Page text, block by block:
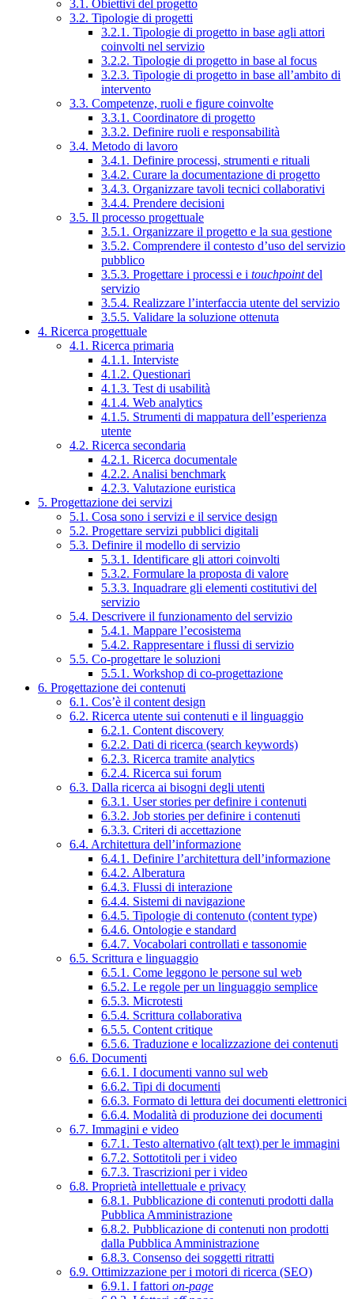
3.1. Obiettivi del progetto
3.2. Tipologie di progetti
3.2.1. Tipologie di progetto in base agli attori
coinvolti nel servizio
3.2.2. Tipologie di progetto in base al focus
3.2.3. Tipologie di progetto in base all’ambito di
intervento
3.3. Competenze, ruoli e figure coinvolte
3.3.1. Coordinatore di progetto
3.3.2. Definire ruoli e responsabilità
3.4. Metodo di lavoro
3.4.1. Definire processi, strumenti e rituali
3.4.2. Curare la documentazione di progetto
3.4.3. Organizzare tavoli tecnici collaborativi
3.4.4. Prendere decisioni
3.5. Il processo progettuale
3.5.1. Organizzare il progetto e la sua gestione
3.5.2. Comprendere il contesto d’uso del servizio
pubblico
3.5.3. Progettare i processi e i touchpointdel
servizio
3.5.4. Realizzare l’interfaccia utente del servizio
3.5.5. Validare la soluzione ottenuta
4. Ricerca progettuale
4.1. Ricerca primaria
4.1.1. Interviste
4.1.2. Questionari
4.1.3. Test di usabilità
4.1.4. Web analytics
4.1.5. Strumenti di mappatura dell’esperienza
utente
4.2. Ricerca secondaria
4.2.1. Ricerca documentale
4.2.2. Analisi benchmark
4.2.3. Valutazione euristica
5. Progettazione dei servizi
5.1. Cosa sono i servizi e il service design
5.2. Progettare servizi pubblici digitali
5.3. Definire il modello di servizio
5.3.1. Identificare gli attori coinvolti
5.3.2. Formulare la proposta di valore
5.3.3. Inquadrare gli elementi costitutivi del
servizio
5.4. Descrivere il funzionamento del servizio
5.4.1. Mappare l’ecosistema
5.4.2. Rappresentare i flussi di servizio
5.5. Co-progettare le soluzioni
5.5.1. Workshop di co-progettazione
6. Progettazione dei contenuti
6.1. Cos’è il content design
6.2. Ricerca utente sui contenuti e il linguaggio
6.2.1. Content discovery
6.2.2. Dati di ricerca (search keywords)
6.2.3. Ricerca tramite analytics
6.2.4. Ricerca sui forum
6.3. Dalla ricerca ai bisogni degli utenti
6.3.1. User stories per definire i contenuti
6.3.2. Job stories per definire i contenuti
6.3.3. Criteri di accettazione
6.4. Architettura dell’informazione
6.4.1. Definire l’architettura dell’informazione
6.4.2. Alberatura
6.4.3. Flussi di interazione
6.4.4. Sistemi di navigazione
6.4.5. Tipologie di contenuto (content type)
6.4.6. Ontologie e standard
6.4.7. Vocabolari controllati e tassonomie
6.5. Scrittura e linguaggio
6.5.1. Come leggono le persone sul web
6.5.2. Le regole per un linguaggio semplice
6.5.3. Microtesti
6.5.4. Scrittura collaborativa
6.5.5. Content critique
6.5.6. Traduzione e localizzazione dei contenuti
6.6. Documenti
6.6.1. I documenti vanno sul web
6.6.2. Tipi di documenti
6.6.3. Formato di lettura dei documenti elettronici
6.6.4. Modalità di produzione dei documenti
6.7. Immagini e video
6.7.1. Testo alternativo (alt text) per le immagini
6.7.2. Sottotitoli per i video
6.7.3. Trascrizioni per i video
6.8. Proprietà intellettuale e privacy
6.8.1. Pubblicazione di contenuti prodotti dalla
Pubblica Amministrazione
6.8.2. Pubblicazione di contenuti non prodotti
dalla Pubblica Amministrazione
6.8.3. Consenso dei soggetti ritratti
6.9. Ottimizzazione per i motori di ricerca (SEO)
6.9.1. I fattori on-page